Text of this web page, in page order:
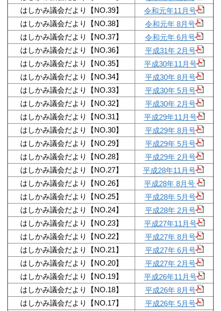
はしかみ議会だより【NO.39】
令和元年11月号
はしかみ議会だより【NO.38】
令和元年 8月号
はしかみ議会だより【NO.37】
令和元年 6月号
はしかみ議会だより【NO.36】
平成31年 2月号
はしかみ議会だより【NO.35】
平成30年11月号
はしかみ議会だより【NO.34】
平成30年 8月号
はしかみ議会だより【NO.33】
平成30年 5月号
はしかみ議会だより【NO.32】
平成30年 2月号
はしかみ議会だより【NO.31】
平成29年11月号
はしかみ議会だより【NO.30】
平成29年 8月号
はしかみ議会だより【NO.29】
平成29年 5月号
はしかみ議会だより【NO.28】
平成29年 2月号
はしかみ議会だより【NO.27】
平成28年11月号
はしかみ議会だより【NO.26】
平成28年 8月号
はしかみ議会だより【NO.25】
平成28年 5月号
はしかみ議会だより【NO.24】
平成28年 2月号
はしかみ議会だより【NO.23】
平成27年11月号
はしかみ議会だより【NO.22】
平成27年 8月号
はしかみ議会だより【NO.21】
平成27年 6月号
はしかみ議会だより【NO.20】
平成27年 2月号
はしかみ議会だより【NO.19】
平成26年11月号
はしかみ議会だより【NO.18】
平成26年 8月号
はしかみ議会だより【NO.17】
平成26年 5月号